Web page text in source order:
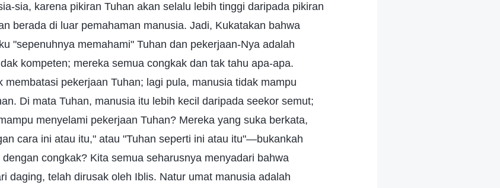
sia, karena pikiran Tuhan akan selalu lebih tinggi daripada pikiran
berada di luar pemahaman manusia. Jadi, Kukatakan bahwa
"sepenuhnya memahami" Tuhan dan pekerjaan-Nya adalah
kompeten; mereka semua congkak dan tak tahu apa-apa.
membatasi pekerjaan Tuhan; lagi pula, manusia tidak mampu
Di mata Tuhan, manusia itu lebih kecil daripada seekor semut;
menyelami pekerjaan Tuhan? Mereka yang suka berkata,
cara ini atau itu," atau "Tuhan seperti ini atau itu"—bukankah
congkak? Kita semua seharusnya menyadari bahwa
daging, telah dirusak oleh Iblis. Natur umat manusia adalah